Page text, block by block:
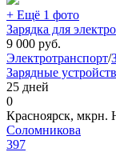
+ Ещё 1 фото
Зарядка для
9 000 руб.
Электротранспорт/
Зарядные
25 дней
0
Красноярск, мкрн.
Соломникова
397